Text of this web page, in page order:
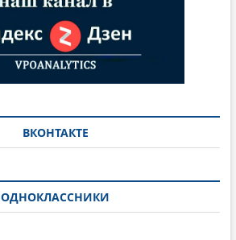
ВКОНТАКТЕ
ОДНОКЛАССНИКИ